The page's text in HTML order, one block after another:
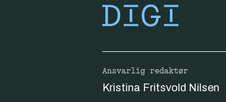
Ansvarlig redaktør
Kristina Fritsvold Nilsen